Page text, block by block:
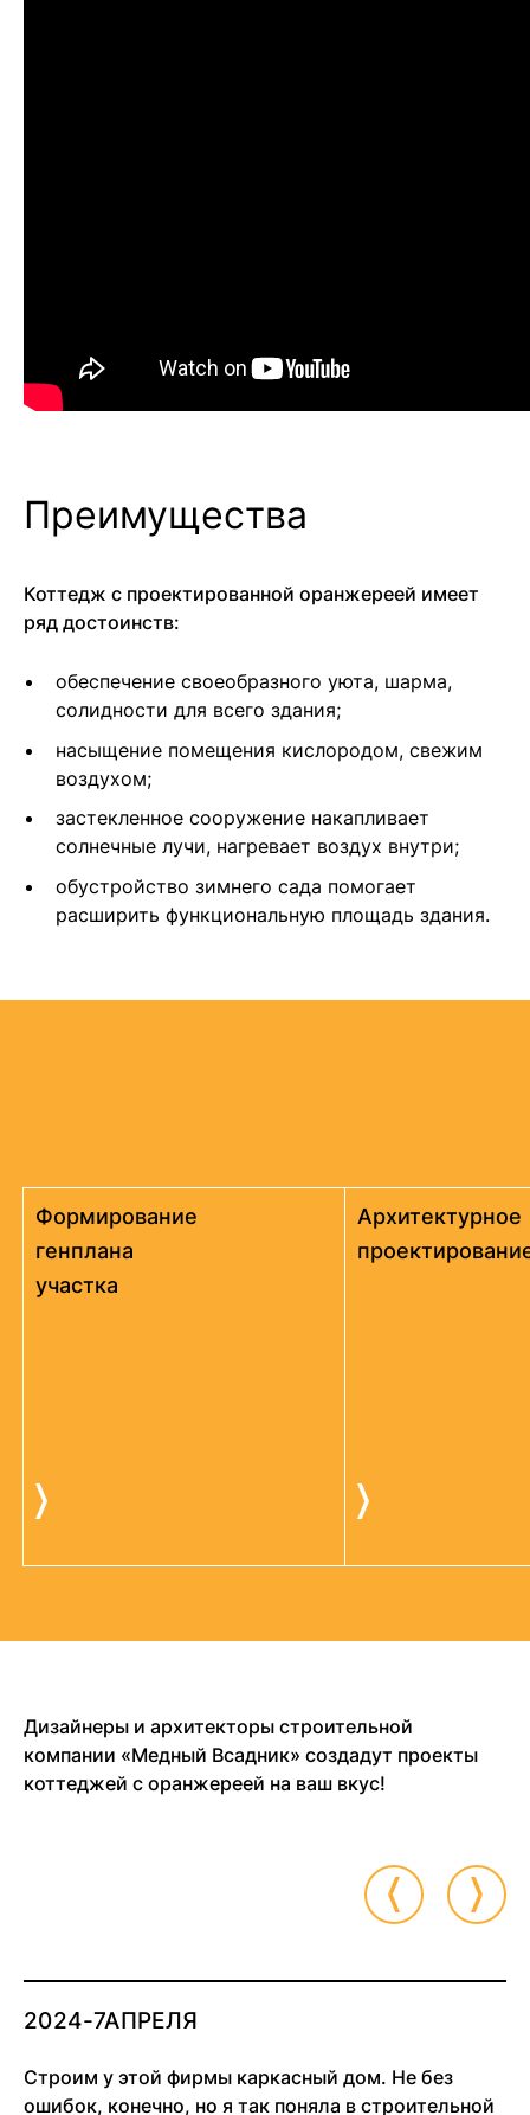
Преимущества
Коттедж с проектированной оранжереей имеет
ряд достоинств:
обеспечение своеобразного уюта, шарма,
солидности для всего здания;
насыщение помещения кислородом, свежим
воздухом;
застекленное сооружение накапливает
солнечные лучи, нагревает воздух внутри;
обустройство зимнего сада помогает
расширить функциональную площадь здания.
Формирование
генплана
участка
Архитектурное
Дизайнеры и архитекторы строительной
компании «Медный Всадник» создадут проекты
коттеджей с оранжереей на ваш вкус!
2024-7АПРЕЛЯ
Строим у этой фирмы каркасный дом. Не без
ошибок, конечно, но я так поняла в строительной